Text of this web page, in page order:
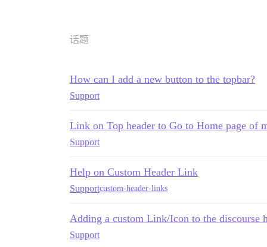
话题
How can I add a new button to the topbar?
Support
Link on Top header to Go to Home page of
Support
Help on Custom Header Link
Supportcustom-header-links
Adding a custom Link/Icon to the discourse
Support